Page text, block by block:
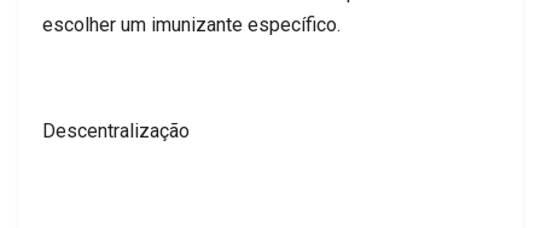
escolher um imunizante específico.
Descentralização